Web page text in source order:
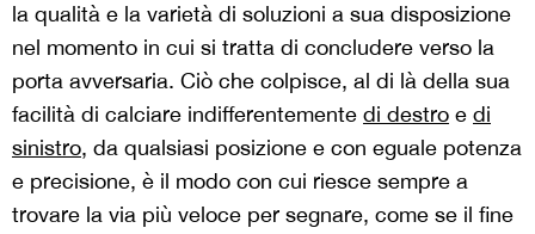
la qualità e la varietà di soluzioni a sua disposizione
nel momento in cui si tratta di concludere verso la
porta avversaria. Ciò che colpisce, al di là della sua
facilità di calciare indifferentemente di destro e di
sinistro, da qualsiasi posizione e con eguale potenza
e precisione, è il modo con cui riesce sempre a
trovare la via più veloce per segnare, come se il fine